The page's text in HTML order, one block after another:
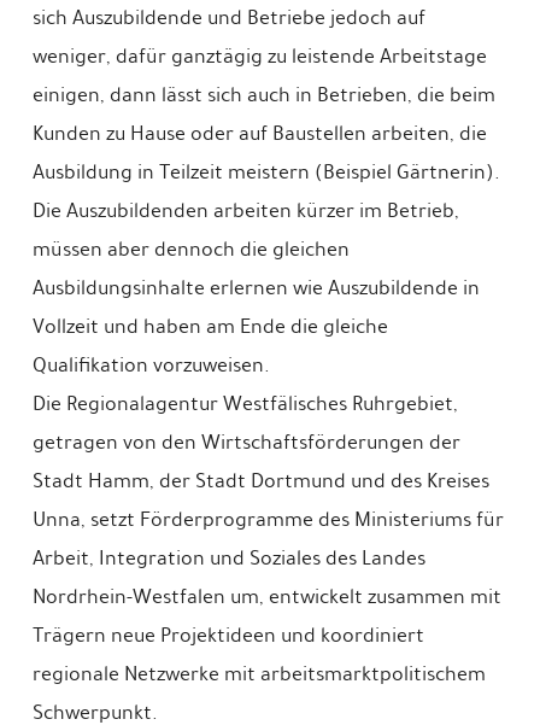
sich Auszubildende und Betriebe jedoch auf
weniger, dafür ganztägig zu leistende Arbeitstage
einigen, dann lässt sich auch in Betrieben, die beim
Kunden zu Hause oder auf Baustellen arbeiten, die
Ausbildung in Teilzeit meistern (Beispiel Gärtnerin).
Die Auszubildenden arbeiten kürzer im Betrieb,
müssen aber dennoch die gleichen
Ausbildungsinhalte erlernen wie Auszubildende in
Vollzeit und haben am Ende die gleiche
Qualifikation vorzuweisen.
Die Regionalagentur Westfälisches Ruhrgebiet,
getragen von den Wirtschaftsförderungen der
Stadt Hamm, der Stadt Dortmund und des Kreises
Unna, setzt Förderprogramme des Ministeriums für
Arbeit, Integration und Soziales des Landes
Nordrhein-Westfalen um, entwickelt zusammen mit
Trägern neue Projektideen und koordiniert
regionale Netzwerke mit arbeitsmarktpolitischem
Schwerpunkt.